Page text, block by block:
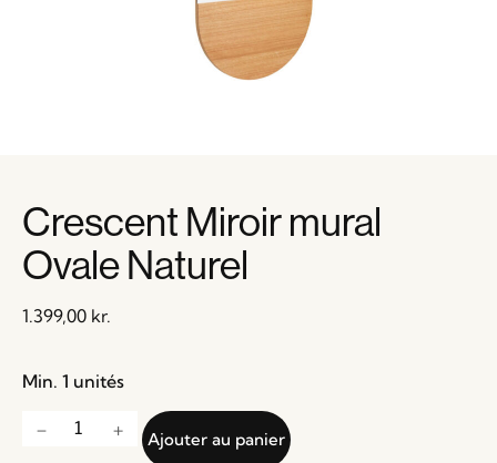
Crescent Miroir mural
Ovale Naturel
1.399,00 kr.
Min. 1 unités
Ajouter au panier